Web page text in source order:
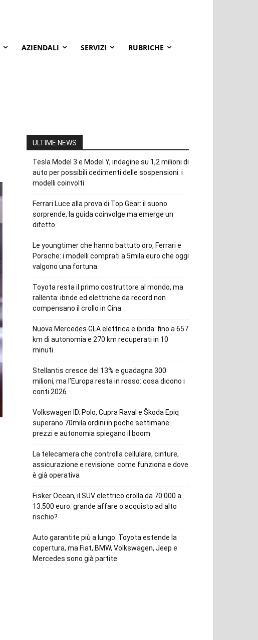
AZIENDALI SERVIZI RUBRICHE
ULTIME NEWS
Tesla Model 3 e Model Y, indagine su 1,2 milioni di
auto per possibili cedimenti delle sospensioni: i
modelli coinvolti
Ferrari Luce alla prova di Top Gear: il suono
sorprende, la guida coinvolge ma emerge un
difetto
Le youngtimer che hanno battuto oro, Ferrari e
Porsche: i modelli comprati a 5mila euro che oggi
valgono una fortuna
Toyota resta il primo costruttore al mondo, ma
rallenta: ibride ed elettriche da record non
compensano il crollo in Cina
Nuova Mercedes GLA elettrica e ibrida: fino a 657
km di autonomia e 270 km recuperati in 10
minuti
Stellantis cresce del 13% e guadagna 300
milioni, ma l’Europa resta in rosso: cosa dicono i
conti 2026
Volkswagen ID. Polo, Cupra Raval e Škoda Epiq
superano 70mila ordini in poche settimane:
prezzi e autonomia spiegano il boom
La telecamera che controlla cellulare, cinture,
assicurazione e revisione: come funziona e dove
è già operativa
Fisker Ocean, il SUV elettrico crolla da 70.000 a
13.500 euro: grande affare o acquisto ad alto
rischio?
Auto garantite più a lungo: Toyota estende la
copertura, ma Fiat, BMW, Volkswagen, Jeep e
Mercedes sono già partite